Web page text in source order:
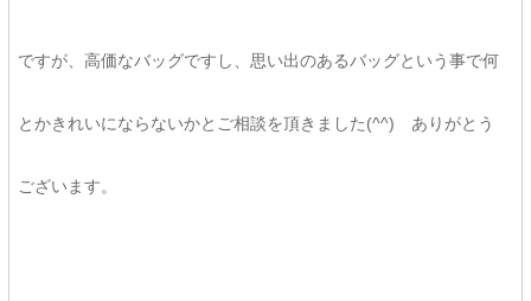
ですが、高価なバッグですし、思い出のあるバッグという事で何
とかきれいにならないかとご相談を頂きました(^^) ありがとう
ございます。